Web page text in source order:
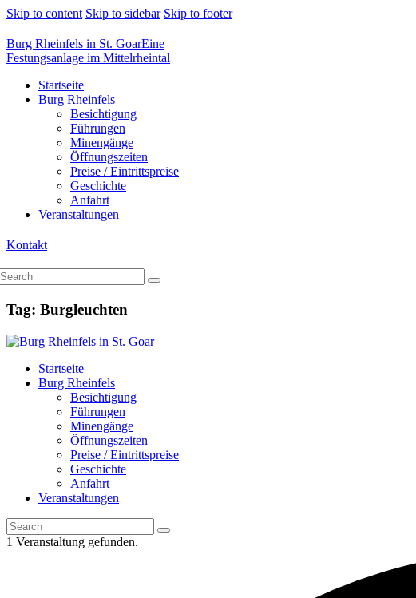
Skip to content Skip to sidebar Skip to footer
Burg Rheinfels in St. GoarEine
Festungsanlage im Mittelrheintal
Startseite
Burg Rheinfels
Besichtigung
Führungen
Minengänge
Öffnungszeiten
Preise / Eintrittspreise
Geschichte
Anfahrt
Veranstaltungen
Kontakt
Tag: Burgleuchten
Startseite
Burg Rheinfels
Besichtigung
Führungen
Minengänge
Öffnungszeiten
Preise / Eintrittspreise
Geschichte
Anfahrt
Veranstaltungen
1 Veranstaltung gefunden.